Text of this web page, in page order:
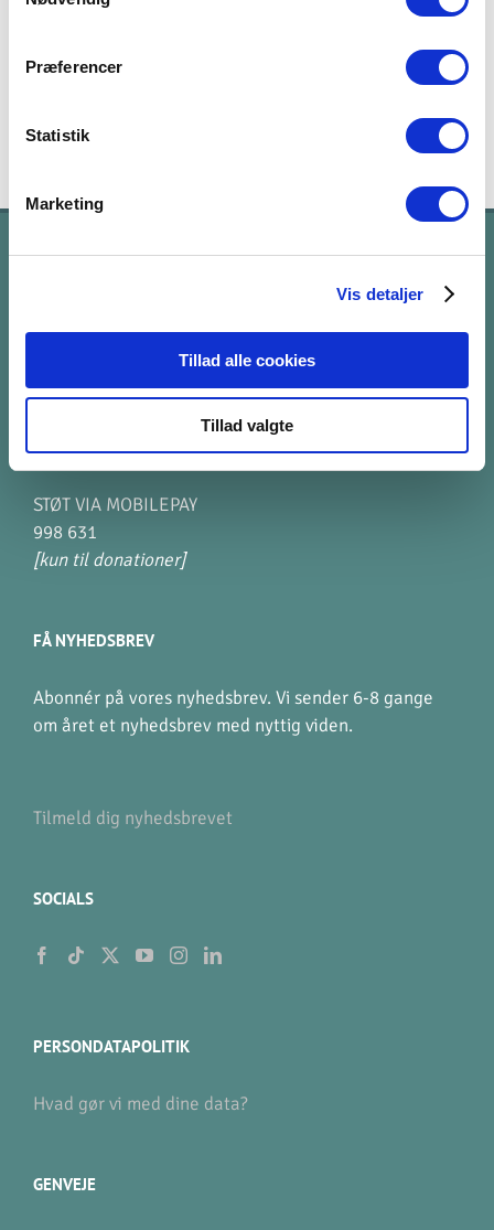
Præferencer
Statistik
Marketing
Vis detaljer
Tillad alle cookies
Tillad valgte
Enklere synes vi ikke vi kan forklare foreningens sag.
Er du enig i udsagnet? Så støt os i vores arbejde og
hjælp os med at kæmpe for at familier berørte af en
STØT VIA MOBILEPAY
998 631
[kun til donationer]
FÅ NYHEDSBREV
Abonnér på vores nyhedsbrev. Vi sender 6-8 gange
om året et nyhedsbrev med nyttig viden.
Tilmeld dig nyhedsbrevet
SOCIALS
PERSONDATAPOLITIK
Hvad gør vi med dine data?
GENVEJE